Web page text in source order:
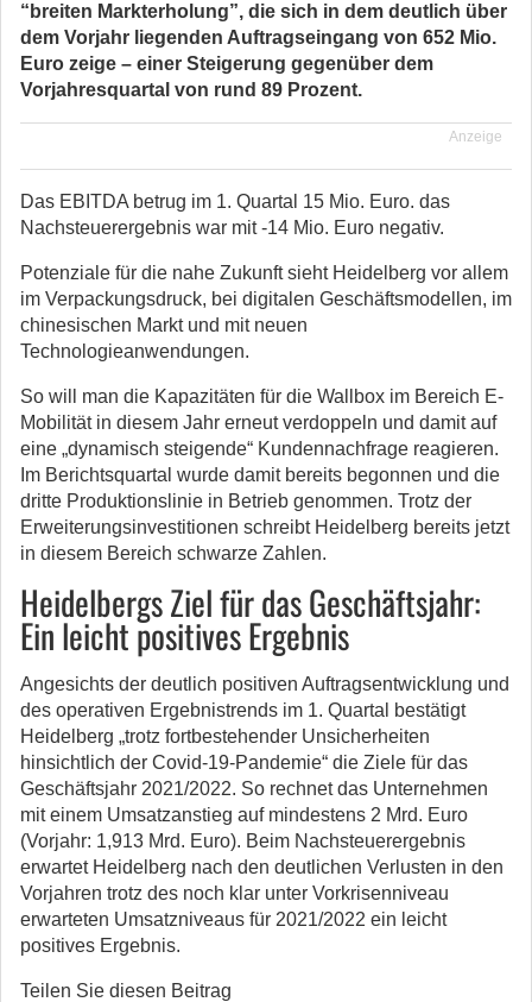
“breiten Markterholung”, die sich in dem deutlich über
dem Vorjahr liegenden Auftragseingang von 652 Mio.
Euro zeige – einer Steigerung gegenüber dem
Vorjahresquartal von rund 89 Prozent.
Anzeige
Das EBITDA betrug im 1. Quartal 15 Mio. Euro. das
Nachsteuerergebnis war mit -14 Mio. Euro negativ.
Potenziale für die nahe Zukunft sieht Heidelberg vor allem
im Verpackungsdruck, bei digitalen Geschäftsmodellen, im
chinesischen Markt und mit neuen
Technologieanwendungen.
So will man die Kapazitäten für die Wallbox im Bereich E-
Mobilität in diesem Jahr erneut verdoppeln und damit auf
eine „dynamisch steigende“ Kundennachfrage reagieren.
Im Berichtsquartal wurde damit bereits begonnen und die
dritte Produktionslinie in Betrieb genommen. Trotz der
Erweiterungsinvestitionen schreibt Heidelberg bereits jetzt
in diesem Bereich schwarze Zahlen.
Heidelbergs Ziel für das Geschäftsjahr:
Ein leicht positives Ergebnis
Angesichts der deutlich positiven Auftragsentwicklung und
des operativen Ergebnistrends im 1. Quartal bestätigt
Heidelberg „trotz fortbestehender Unsicherheiten
hinsichtlich der Covid-19-Pandemie“ die Ziele für das
Geschäftsjahr 2021/2022. So rechnet das Unternehmen
mit einem Umsatzanstieg auf mindestens 2 Mrd. Euro
(Vorjahr: 1,913 Mrd. Euro). Beim Nachsteuerergebnis
erwartet Heidelberg nach den deutlichen Verlusten in den
Vorjahren trotz des noch klar unter Vorkrisenniveau
erwarteten Umsatzniveaus für 2021/2022 ein leicht
positives Ergebnis.
Teilen Sie diesen Beitrag